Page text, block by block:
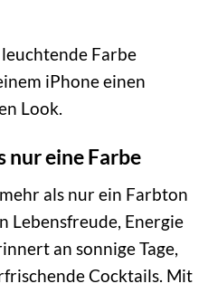
Farbe
iPhone einen
Look.
nur eine Farbe
als nur ein Farbton
Lebensfreude, Energie
an sonnige Tage,
Cocktails. Mit